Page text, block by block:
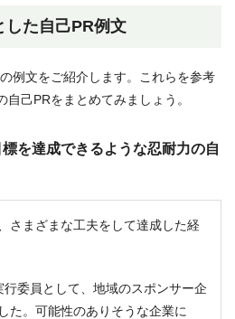
した自己PR例文
例文をご紹介します。これらを参考
己PRをまとめてみましょう。
を達成できるような忍耐力の自
さまざまな工夫をして達成した経
委員として、地域のスポンサー企
た。可能性のありそうな企業に